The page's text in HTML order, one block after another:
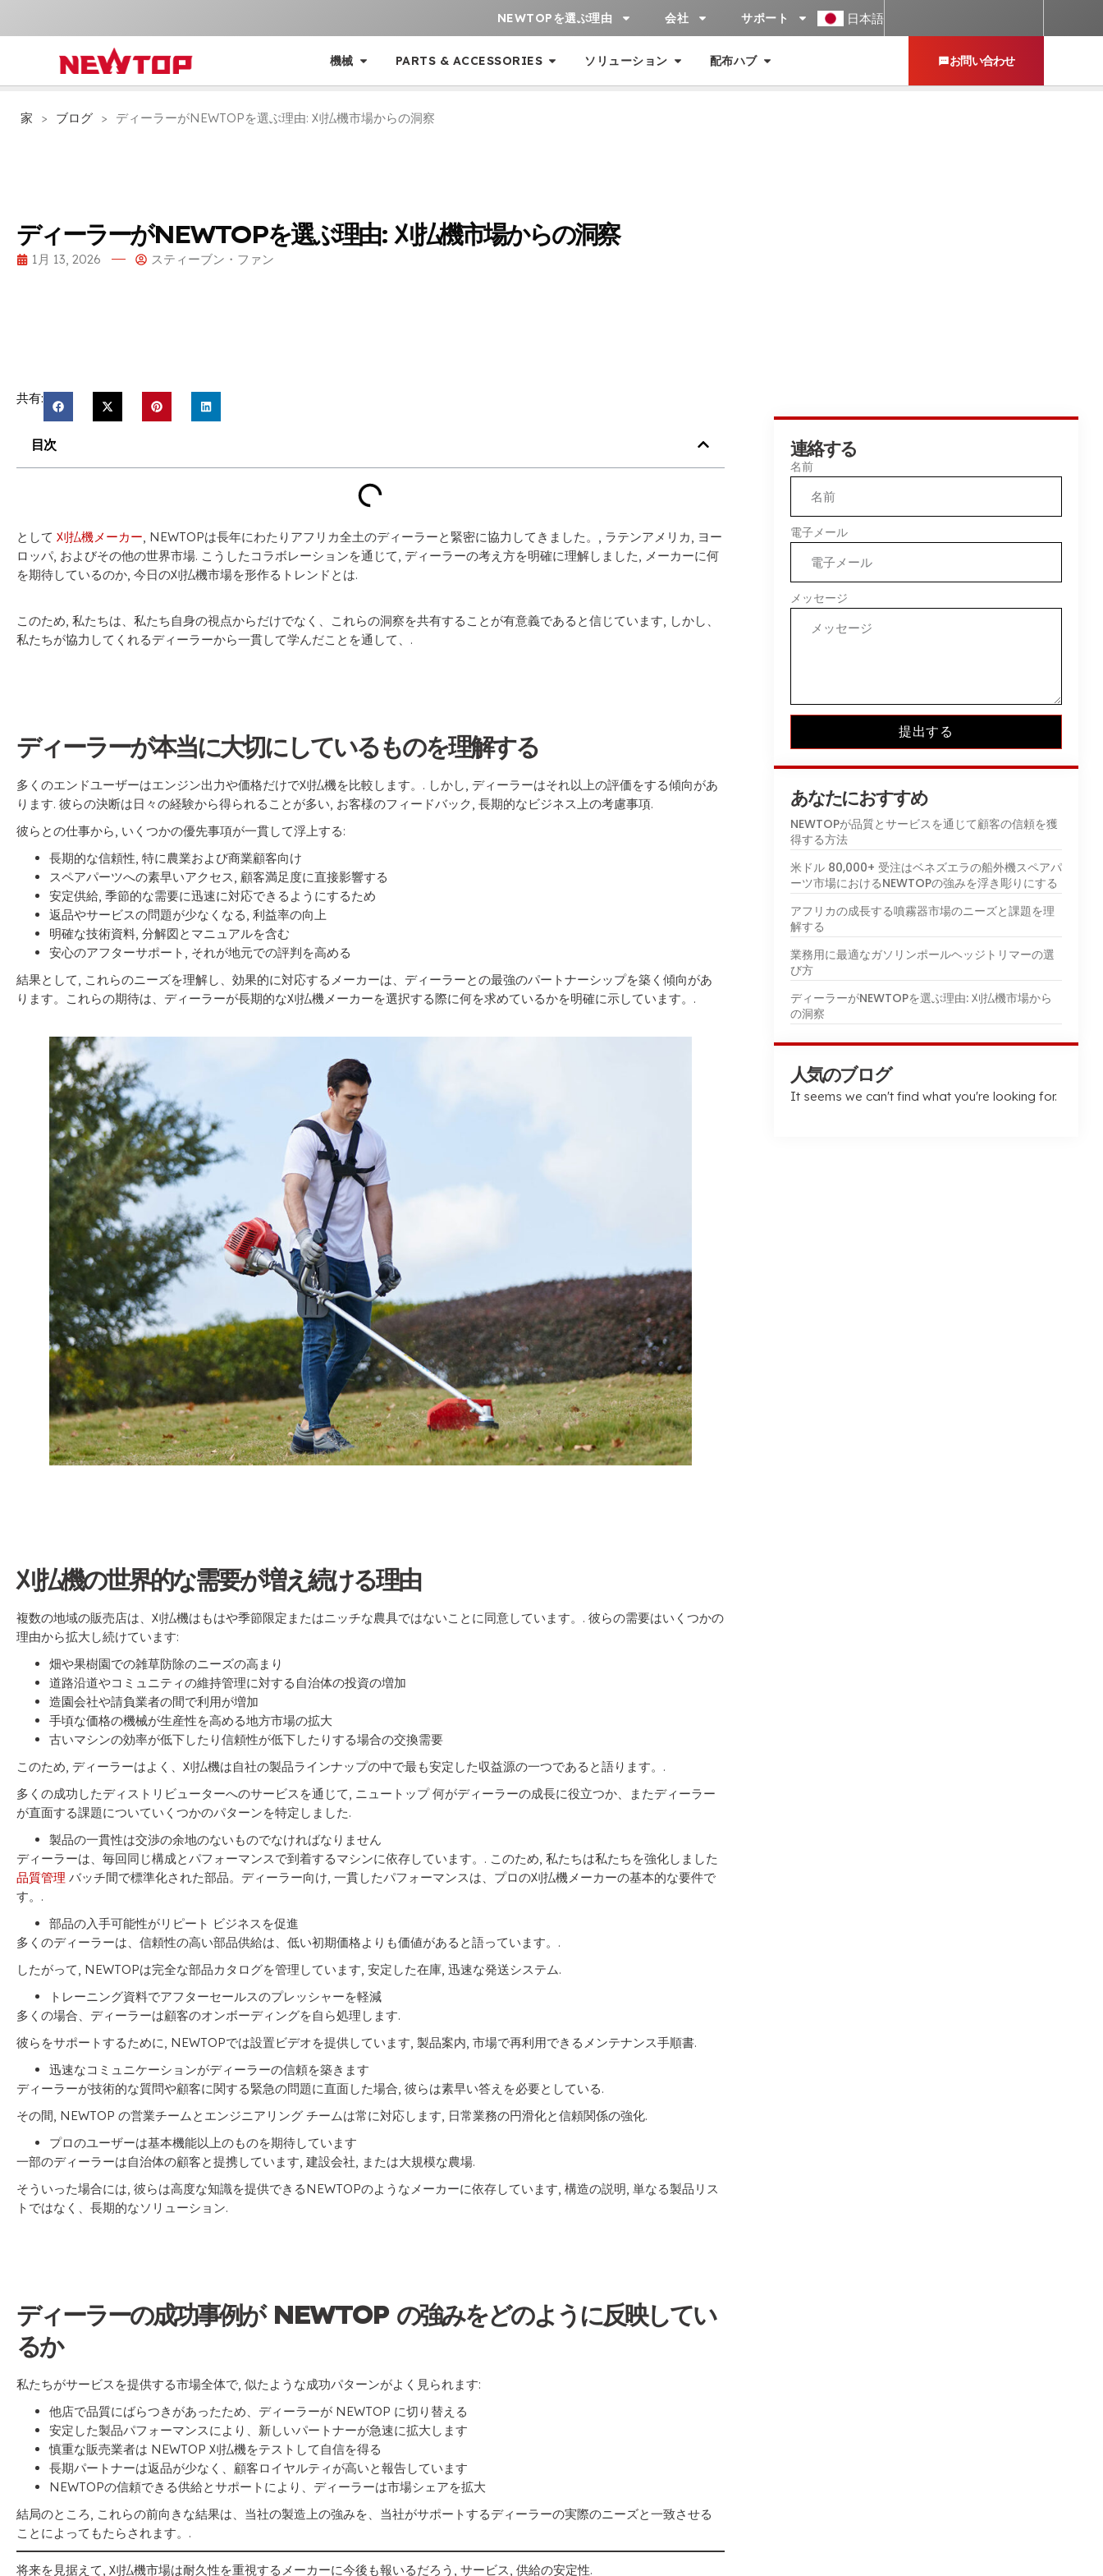
NEWTOPを選ぶ理由 会社 サポート 日本語
機械 PARTS & ACCESSORIES ソリューション 配布ハブ お問い合わせ
家 > ブログ > ディーラーがNEWTOPを選ぶ理由: 刈払機市場からの洞察
ディーラーがNEWTOPを選ぶ理由: 刈払機市場からの洞察
1月 13, 2026 スティーブン・ファン
共有:
目次
として 刈払機メーカー, NEWTOPは長年にわたりアフリカ全土のディーラーと緊密に協力してきました。, ラテンアメリカ, ヨー
ロッパ, およびその他の世界市場. こうしたコラボレーションを通じて, ディーラーの考え方を明確に理解しました, メーカーに何
を期待しているのか, 今日の刈払機市場を形作るトレンドとは.
このため, 私たちは、私たち自身の視点からだけでなく、これらの洞察を共有することが有意義であると信じています, しかし、
私たちが協力してくれるディーラーから一貫して学んだことを通して、.
ディーラーが本当に大切にしているものを理解する
多くのエンドユーザーはエンジン出力や価格だけで刈払機を比較します。. しかし, ディーラーはそれ以上の評価をする傾向があ
ります. 彼らの決断は日々の経験から得られることが多い, お客様のフィードバック, 長期的なビジネス上の考慮事項.
彼らとの仕事から, いくつかの優先事項が一貫して浮上する:
長期的な信頼性, 特に農業および商業顧客向け
スペアパーツへの素早いアクセス, 顧客満足度に直接影響する
安定供給, 季節的な需要に迅速に対応できるようにするため
返品やサービスの問題が少なくなる, 利益率の向上
明確な技術資料, 分解図とマニュアルを含む
安心のアフターサポート, それが地元での評判を高める
結果として, これらのニーズを理解し、効果的に対応するメーカーは、ディーラーとの最強のパートナーシップを築く傾向があ
ります。これらの期待は、ディーラーが長期的な刈払機メーカーを選択する際に何を求めているかを明確に示しています。.
刈払機の世界的な需要が増え続ける理由
複数の地域の販売店は、刈払機はもはや季節限定またはニッチな農具ではないことに同意しています。. 彼らの需要はいくつかの
理由から拡大し続けています:
畑や果樹園での雑草防除のニーズの高まり
道路沿道やコミュニティの維持管理に対する自治体の投資の増加
造園会社や請負業者の間で利用が増加
手頃な価格の機械が生産性を高める地方市場の拡大
古いマシンの効率が低下したり信頼性が低下したりする場合の交換需要
このため, ディーラーはよく、刈払機は自社の製品ラインナップの中で最も安定した収益源の一つであると語ります。.
多くの成功したディストリビューターへのサービスを通じて, ニュートップ何がディーラーの成長に役立つか、またディーラー
が直面する課題についていくつかのパターンを特定しました.
製品の一貫性は交渉の余地のないものでなければなりません
ディーラーは、毎回同じ構成とパフォーマンスで到着するマシンに依存しています。. このため, 私たちは私たちを強化しました
品質管理 バッチ間で標準化された部品。ディーラー向け, 一貫したパフォーマンスは、プロの刈払機メーカーの基本的な要件で
す。.
部品の入手可能性がリピート ビジネスを促進
多くのディーラーは、信頼性の高い部品供給は、低い初期価格よりも価値があると語っています。.
したがって, NEWTOPは完全な部品カタログを管理しています, 安定した在庫, 迅速な発送システム.
トレーニング資料でアフターセールスのプレッシャーを軽減
多くの場合、ディーラーは顧客のオンボーディングを自ら処理します.
彼らをサポートするために, NEWTOPでは設置ビデオを提供しています, 製品案内, 市場で再利用できるメンテナンス手順書.
迅速なコミュニケーションがディーラーの信頼を築きます
ディーラーが技術的な質問や顧客に関する緊急の問題に直面した場合, 彼らは素早い答えを必要としている.
その間, NEWTOP の営業チームとエンジニアリング チームは常に対応します, 日常業務の円滑化と信頼関係の強化.
プロのユーザーは基本機能以上のものを期待しています
一部のディーラーは自治体の顧客と提携しています, 建設会社, または大規模な農場.
そういった場合には, 彼らは高度な知識を提供できるNEWTOPのようなメーカーに依存しています, 構造の説明, 単なる製品リス
トではなく、長期的なソリューション.
ディーラーの成功事例が NEWTOP の強みをどのように反映してい
るか
私たちがサービスを提供する市場全体で, 似たような成功パターンがよく見られます:
他店で品質にばらつきがあったため、ディーラーが NEWTOP に切り替える
安定した製品パフォーマンスにより、新しいパートナーが急速に拡大します
慎重な販売業者は NEWTOP 刈払機をテストして自信を得る
長期パートナーは返品が少なく、顧客ロイヤルティが高いと報告しています
NEWTOPの信頼できる供給とサポートにより、ディーラーは市場シェアを拡大
結局のところ, これらの前向きな結果は、当社の製造上の強みを、当社がサポートするディーラーの実際のニーズと一致させる
ことによってもたらされます。.
将来を見据えて, 刈払機市場は耐久性を重視するメーカーに今後も報いるだろう, サービス, 供給の安定性.
連絡する
名前
電子メール
メッセージ
提出する
あなたにおすすめ
NEWTOPが品質とサービスを通じて顧客の信頼を獲
得する方法
米ドル 80,000+ 受注はベネズエラの船外機スペアパ
ーツ市場におけるNEWTOPの強みを浮き彫りにする
アフリカの成長する噴霧器市場のニーズと課題を理
解する
業務用に最適なガソリンポールヘッジトリマーの選
び方
ディーラーがNEWTOPを選ぶ理由: 刈払機市場から
の洞察
人気のブログ
It seems we can't find what you're looking for.